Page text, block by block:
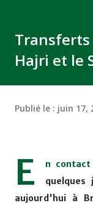
Transferts
Hajri et le
Publié le : juin 17,
E
n contact
aujourd'hui à